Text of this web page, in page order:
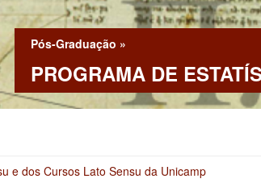
Pós-Graduação »
PROGRAMA DE
e dos Cursos Lato Sensu da Unicamp